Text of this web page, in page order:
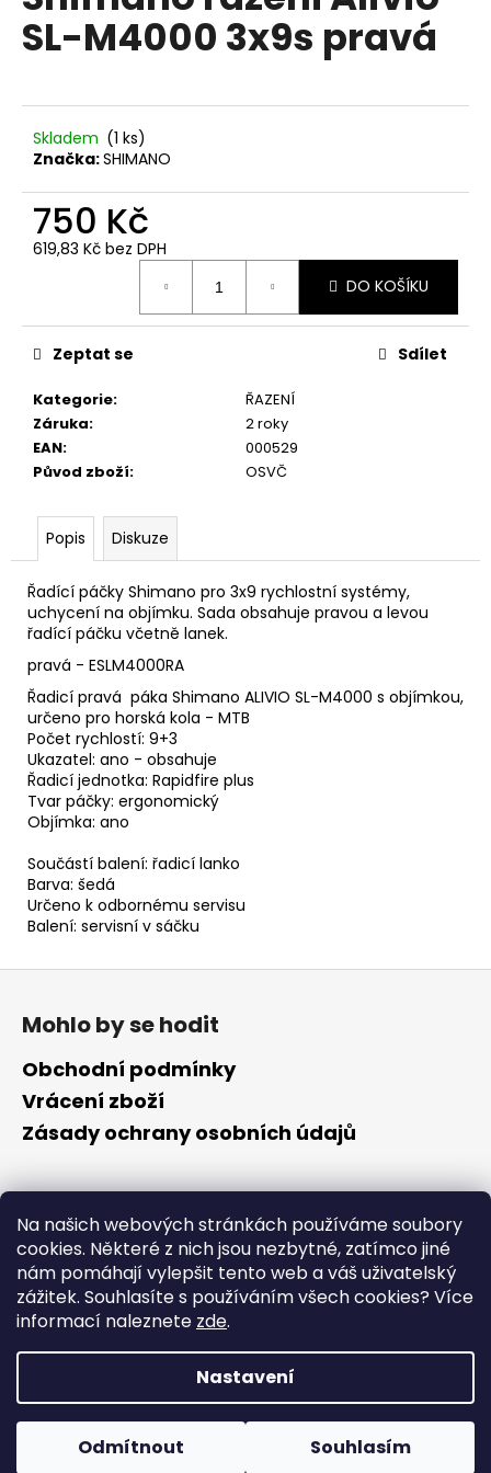
Na našich webových stránkách používáme soubory
cookies. Některé z nich jsou nezbytné, zatímco jiné
nám pomáhají vylepšit tento web a váš uživatelský
zážitek. Souhlasíte s používáním všech cookies? Více
informací naleznete zde.
Nastavení
Odmítnout Souhlasím
0,0
z
SL-M4000 3x9s pravá
Skladem (1 ks)
Značka:SHIMANO
750 Kč
619,83 Kč bez DPH
DO KOŠÍKU
Kategorie:
ŘAZENÍ
Záruka:
2 roky
EAN:
000529
Původ zboží: OSVČ
Zeptat se Sdílet
Popis Diskuze
Řadící páčky Shimano pro 3x9 rychlostní systémy,
uchycení na objímku. Sada obsahuje pravou a levou
řadící páčku včetně lanek.
pravá - ESLM4000RA
Řadicí pravá páka Shimano ALIVIO SL-M4000 s objímkou,
určeno pro horská kola - MTB
Počet rychlostí: 9+3
Ukazatel: ano - obsahuje
Řadicí jednotka: Rapidfire plus
Tvar páčky: ergonomický
Objímka: ano
Součástí balení: řadicí lanko
Barva: šedá
Určeno k odbornému servisu
Balení: servisní v sáčku
a
j
t
?
D
p
o
u
e
m
e
Z
Mohlo by se hodit
Obchodní podmínky
Vrácení zboží
Zásady ochrany osobních údajů
info @cyklotomek.cz
Sledujte nás na FB
cyklotomek_
Copyright 2026CykloTomek. Všechna práva vyhrazena.
Upravit nastavení cookies